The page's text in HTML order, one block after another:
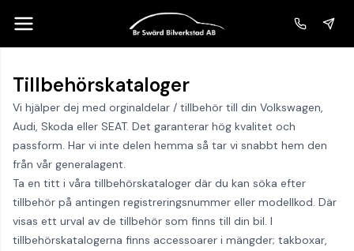
Tillbehörskataloger
Vi hjälper dej med orginaldelar / tillbehör till din Volkswagen,
Audi, Skoda eller SEAT. Det garanterar hög kvalitet och
passform. Har vi inte delen hemma så tar vi snabbt hem den
från vår generalagent.
Ta en titt i våra tillbehörskataloger där du kan söka efter
tillbehör på antingen registreringsnummer eller modellkod. Där
visas ett urval av de tillbehör som finns till din bil. I
tillbehörskatalogerna finns accessoarer i mängder; takboxar,